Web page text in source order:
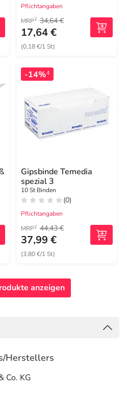
Pflichtangaben
MRP2 34,64 €
17,64 €
(0,18 €/1 St)
-14%4
Gipsbinde Temedia
spezial 3
10 St Binden
(0)
Pflichtangaben
MRP2 44,43 €
37,99 €
(3,80 €/1 St)
anzeigen
Herstellers
Co. KG